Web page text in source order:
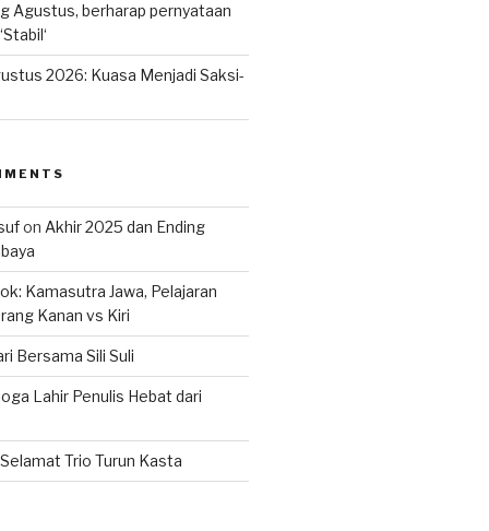
Agustus, berharap pernyataan
2026: Kuasa Menjadi Saksi-
on Akhir 2025 dan Ending
Kamasutra Jawa, Pelajaran
Kanan vs Kiri
Bersama Sili Suli
Lahir Penulis Hebat dari
Selamat Trio Turun Kasta